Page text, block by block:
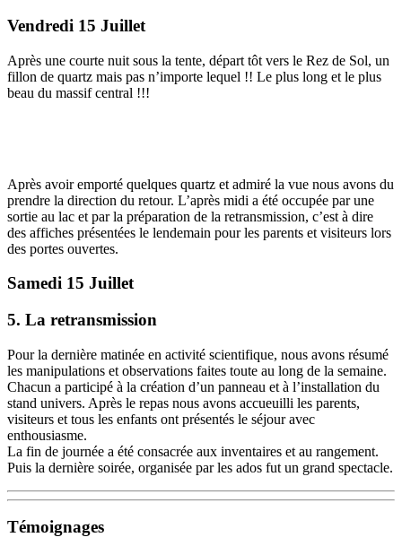
Vendredi 15 Juillet
Après une courte nuit sous la tente, départ tôt vers le Rez de Sol, un
fillon de quartz mais pas n’importe lequel !! Le plus long et le plus
beau du massif central !!!
Après avoir emporté quelques quartz et admiré la vue nous avons du
prendre la direction du retour. L’après midi a été occupée par une
sortie au lac et par la préparation de la retransmission, c’est à dire
des affiches présentées le lendemain pour les parents et visiteurs lors
des portes ouvertes.
Samedi 15 Juillet
5. La retransmission
Pour la dernière matinée en activité scientifique, nous avons résumé
les manipulations et observations faites toute au long de la semaine.
Chacun a participé à la création d’un panneau et à l’installation du
stand univers. Après le repas nous avons accueuilli les parents,
visiteurs et tous les enfants ont présentés le séjour avec
enthousiasme.
La fin de journée a été consacrée aux inventaires et au rangement.
Puis la dernière soirée, organisée par les ados fut un grand spectacle.
Témoignages